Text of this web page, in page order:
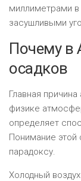
миллиметрами
засушливыми
Почему в
осадков
Главная
физике
определяет
Понимание этой
парадоксу.
Холодный